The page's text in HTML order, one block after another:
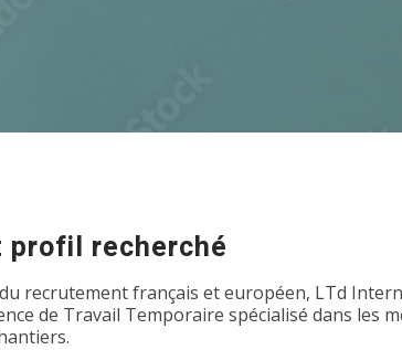
recherché
recrutement français et européen, LTd
de Travail Temporaire spécialisé dans les